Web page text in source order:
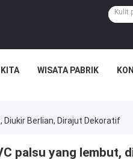
WISATA PABRIK
Diukir Berlian, Dirajut Dekoratif
palsu yang lembut,